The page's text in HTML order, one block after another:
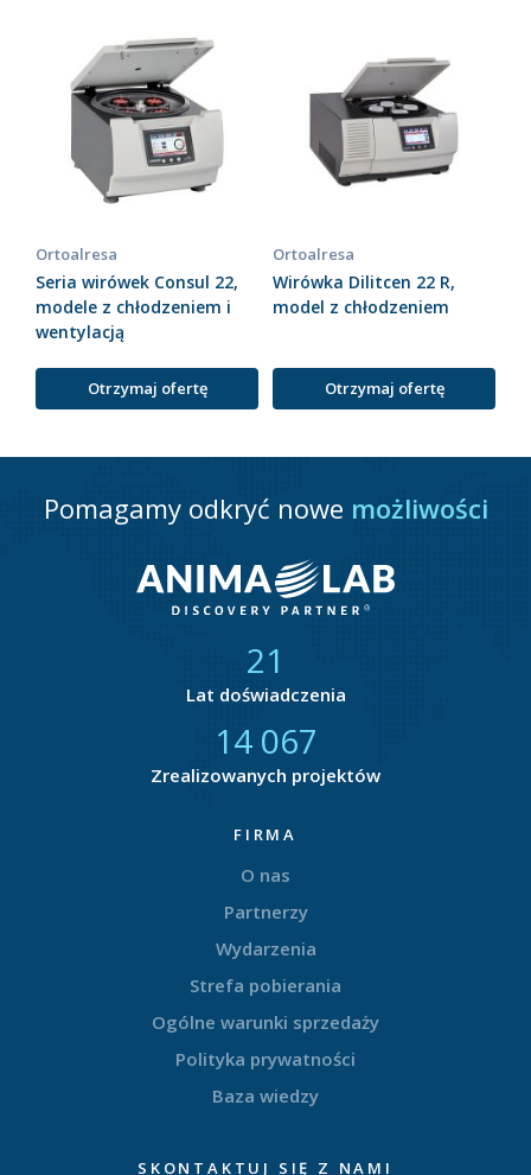
Ortoalresa
Seria wirówek Consul 22,
modele z chłodzeniem i
wentylacją
Otrzymaj ofertę
Ortoalresa
Wirówka Dilitcen 22 R,
model z chłodzeniem
Otrzymaj ofertę
Pomagamy odkryć nowe możliwości
21
Lat doświadczenia
14 849
Zrealizowanych projektów
FIRMA
O nas
Partnerzy
Wydarzenia
Strefa pobierania
Ogólne warunki sprzedaży
Polityka prywatności
Baza wiedzy
SKONTAKTUJ SIĘ Z NAMI